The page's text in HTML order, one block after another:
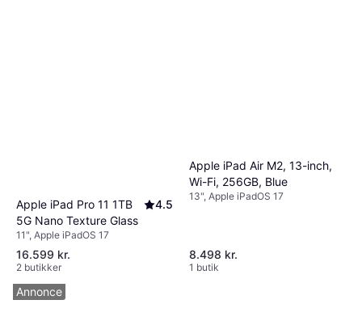
Apple iPad Pro 11 1TB
5G Nano Texture Glass
4.5
11", Apple iPadOS 17
16.599 kr.
2 butikker
Apple iPad Air M2, 13-inch,
Wi-Fi, 256GB, Blue
13", Apple iPadOS 17
8.498 kr.
1 butik
Annonce